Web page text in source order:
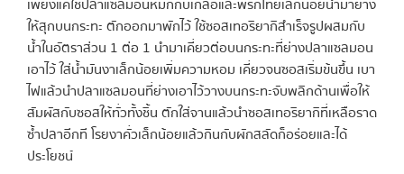
เพียงแค่ใช้ปลาแซลมอนหมักกับเกลือและพริกไทยเล็กน้อยนำมาย่าง
ให้สุกบนกระทะ ตักออกมาพักไว้ ใช้ซอสเทอริยากิสำเร็จรูปผสมกับ
น้ำในอัตราส่วน 1 ต่อ 1 นำมาเคี่ยวต่อบนกระทะที่ย่างปลาแซลมอน
เอาไว้ ใส่น้ำมันงาเล็กน้อยเพิ่มความหอม เคี่ยวจนซอสเริ่มข้นขึ้น เบา
ไฟแล้วนำปลาแซลมอนที่ย่างเอาไว้วางบนกระทะจับพลิกด้านเพื่อให้
สัมผัสกับซอสให้ทั่วทั้งชิ้น ตักใส่จานแล้วนำซอสเทอริยากิที่เหลือราด
ซ้ำปลาอีกที โรยงาคั่วเล็กน้อยแล้วกินกับผักสลัดก็อร่อยและได้
ประโยชน์